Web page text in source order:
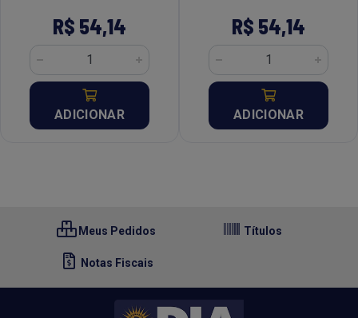
R$ 54,14
ADICIONAR
R$ 54,14
ADICIONAR
Meus Pedidos Títulos
Notas Fiscais